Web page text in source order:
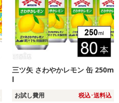
三ツ矢 さわやかレモン 缶 250m
l
お試し費用 税込･送料込